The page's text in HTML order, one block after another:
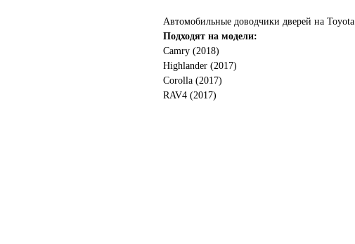
Автомобильные доводчики дверей на Toyota
Подходят на модели:
Camry (2018)
Highlander (2017)
Corolla (2017)
RAV4 (2017)